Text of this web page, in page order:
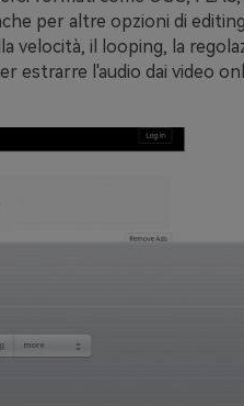
per altre opzioni di
velocità, il looping, la
estrarre l'audio dai video